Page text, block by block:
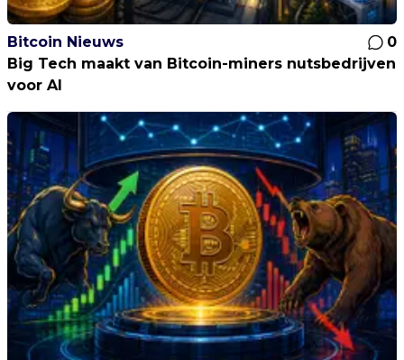
Bitcoin Nieuws
0
Big Tech maakt van Bitcoin-miners nutsbedrijven
voor AI